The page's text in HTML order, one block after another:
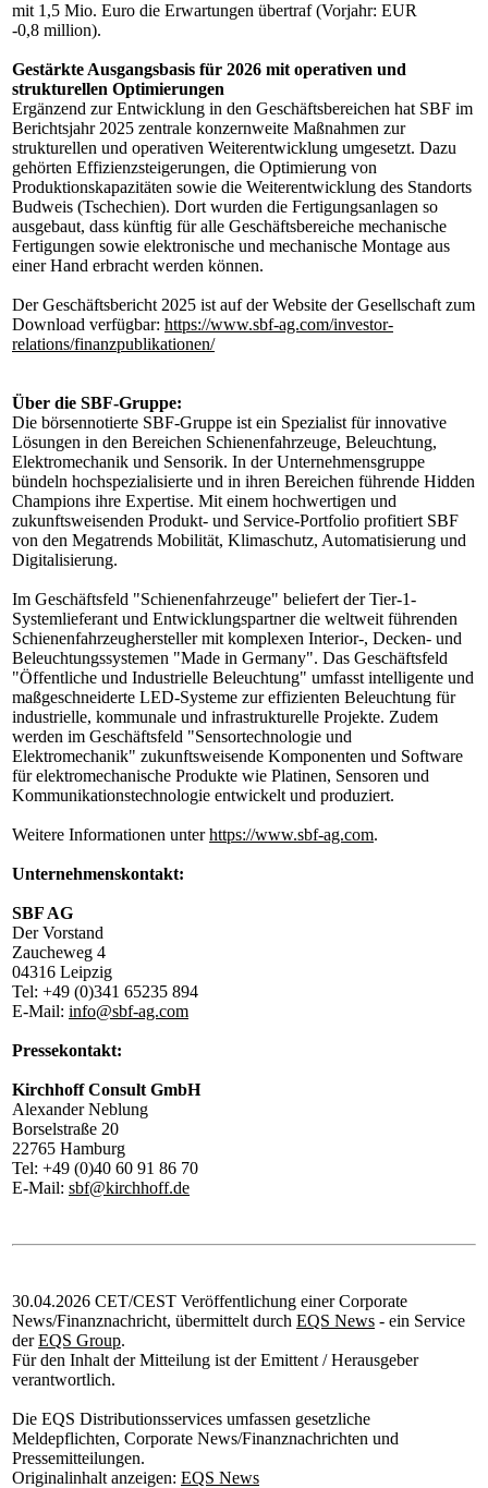
mit 1,5 Mio. Euro die Erwartungen übertraf (Vorjahr: EUR
-0,8 million).
Gestärkte Ausgangsbasis für 2026 mit operativen und
strukturellen Optimierungen
Ergänzend zur Entwicklung in den Geschäftsbereichen hat SBF im
Berichtsjahr 2025 zentrale konzernweite Maßnahmen zur
strukturellen und operativen Weiterentwicklung umgesetzt. Dazu
gehörten Effizienzsteigerungen, die Optimierung von
Produktionskapazitäten sowie die Weiterentwicklung des Standorts
Budweis (Tschechien). Dort wurden die Fertigungsanlagen so
ausgebaut, dass künftig für alle Geschäftsbereiche mechanische
Fertigungen sowie elektronische und mechanische Montage aus
einer Hand erbracht werden können.
Der Geschäftsbericht 2025 ist auf der Website der Gesellschaft zum
Download verfügbar: https://www.sbf-ag.com/investor-
relations/finanzpublikationen/
Über die SBF-Gruppe:
Die börsennotierte SBF-Gruppe ist ein Spezialist für innovative
Lösungen in den Bereichen Schienenfahrzeuge, Beleuchtung,
Elektromechanik und Sensorik. In der Unternehmensgruppe
bündeln hochspezialisierte und in ihren Bereichen führende Hidden
Champions ihre Expertise. Mit einem hochwertigen und
zukunftsweisenden Produkt- und Service-Portfolio profitiert SBF
von den Megatrends Mobilität, Klimaschutz, Automatisierung und
Digitalisierung.
Im Geschäftsfeld "Schienenfahrzeuge" beliefert der Tier-1-
Systemlieferant und Entwicklungspartner die weltweit führenden
Schienenfahrzeughersteller mit komplexen Interior-, Decken- und
Beleuchtungssystemen "Made in Germany". Das Geschäftsfeld
"Öffentliche und Industrielle Beleuchtung" umfasst intelligente und
maßgeschneiderte LED-Systeme zur effizienten Beleuchtung für
industrielle, kommunale und infrastrukturelle Projekte. Zudem
werden im Geschäftsfeld "Sensortechnologie und
Elektromechanik" zukunftsweisende Komponenten und Software
für elektromechanische Produkte wie Platinen, Sensoren und
Kommunikationstechnologie entwickelt und produziert.
Weitere Informationen unterhttps://www.sbf-ag.com.
Unternehmenskontakt:
SBF AG
Der Vorstand
Zaucheweg 4
04316 Leipzig
Tel: +49 (0)341 65235 894
E-Mail: info@sbf-ag.com
Pressekontakt:
Kirchhoff Consult GmbH
Alexander Neblung
Borselstraße 20
22765 Hamburg
Tel: +49 (0)40 60 91 86 70
E-Mail: sbf@kirchhoff.de
30.04.2026 CET/CEST Veröffentlichung einer Corporate
News/Finanznachricht, übermittelt durch EQS News - ein Service
derEQS Group.
Für den Inhalt der Mitteilung ist der Emittent / Herausgeber
verantwortlich.
Die EQS Distributionsservices umfassen gesetzliche
Meldepflichten, Corporate News/Finanznachrichten und
Pressemitteilungen.
Originalinhalt anzeigen: EQS News